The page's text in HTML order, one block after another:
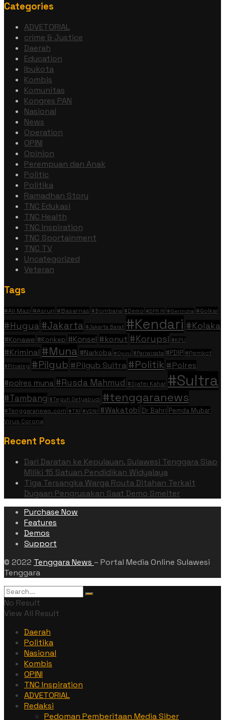
Categories
ADVETORIAL
crime & Justice
Daerah
Education
Ibukota
Kombis
Komunitas
Kongres PAN
Nasional
News
Operation
OPINI
Opinion
Perempuan dan Anak
Politic
Politika
Ramadhan Story
TNC Edukasi
TNC Health
TNC Inspiration
TNC Sportainment
TNC TV
Uncategorized
Veteran
Tags
#Ali Mazi #Asrun #Basarnas #Bombana #Demo #DPR RI #Gerindra #Golkar
#Hugua #Jakarta #Jakarta Barat #Kendari #Kolaka
#Konawe #Konkep #Konsel #konut #Korupsi #KPU
#Kriminal #Muna #Narkoba #Opini #Pariwisata #PDIP #Pemkot
#Pilcaleg #Pilgub #Pilgub Sultra #Politik #Polres
#polres muna #Rusda Mahmud #Sjafei Kahar #Sultra
#Tambang #Teguh Setyabudi #tenggaranews
#Tenggaranews.com #TNI #VDNI #Wakatobi Dr Bahri Pemda Mubar
Virus Corona
Recent Posts
Dari Daratan ke Kepulauan, Sulawesi Tenggara Siap
Miliki 15 Satuan Pendidikan Widyalaya
Tiga Tersangka Warga Routa Ditahan Terkait
Dugaan Pengrusakan Saat Demo Smelter
Purchase Now
Features
Demos
Support
© 2022 Tenggara News – Portal Media Online Sulawesi
Tenggara
No Result
View All Result
Daerah
Politika
Nasional
Kombis
OPINI
TNC Inspiration
ADVETORIAL
Redaksi
Pedoman Pemberitaan Media Siber